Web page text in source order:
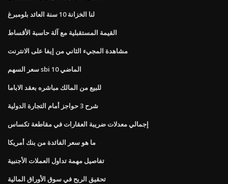
لنا الخزانة 10 سنة العائد بلومبرغ
القيمة المستقبلية مع آلة حاسبة الأقساط
مشاهدة المجيء الثاني من إيفا على الانترنت
سعر السهم sbi الماضي 10
للبيع من المالك مباشره بعقد الاباما
شرح 3 حواجز أمام التجارة الدولية
إجمالي معدلات ضريبة العقارات في مقاطعة تكساس
ما هو سعر الفائدة من بنك أمريكا
تفاصيل مهمة تداول العملات الأجنبية
تحقيق الربح في سوق الأوراق المالية